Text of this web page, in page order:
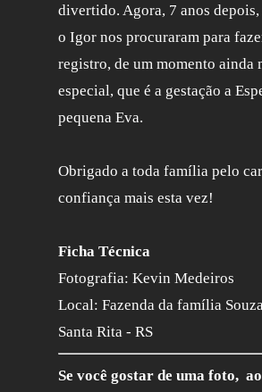
divertido. Agora, 7 anos
o Igor nos procuraram para
registro, de um momento ainda
especial, que é a gestação a
pequena Eva.
Obrigado a toda família pelo
confiança mais esta vez!
Ficha Técnica
Fotografia: Kevin Medeiros
Local: Fazenda da família
Santa Rita - RS
Se você gostar de uma foto,